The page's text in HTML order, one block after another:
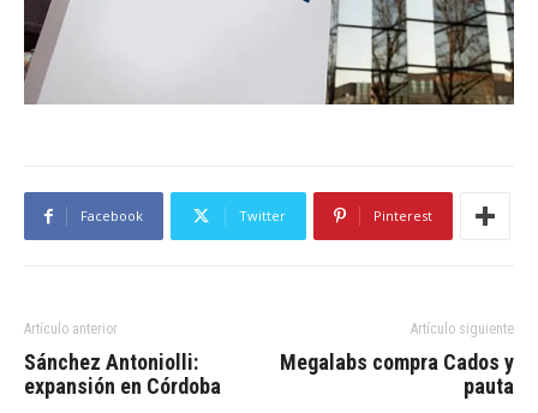
Facebook Twitter Pinterest
Artículo anterior
Sánchez Antoniolli:
expansión en Córdoba
Artículo siguiente
Megalabs compra Cados y
pauta